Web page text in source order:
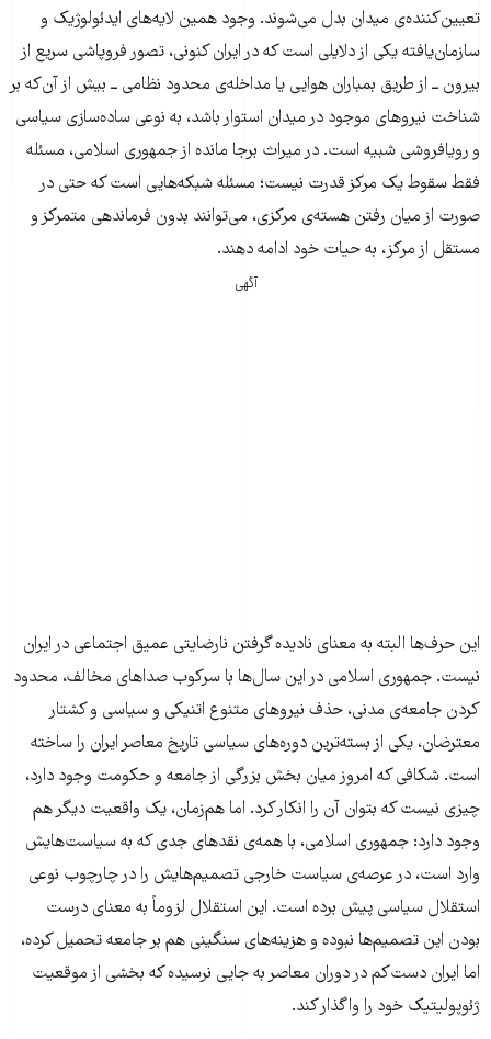
تعیین‌کننده‌ی میدان بدل می‌شوند. وجود همین لایه‌های ایدئولوژیک و
سازمان‌یافته یکی از دلایلی است که در ایران کنونی، تصور فروپاشی سریع از
بیرون ــ از طریق بمباران هوایی یا مداخله‌ی محدود نظامی ــ بیش از آن‌که بر
شناخت نیروهای موجود در میدان استوار باشد، به نوعی ساده‌سازی سیاسی
و رویافروشی شبیه است. در میراث برجا مانده از جمهوری اسلامی، مسئله
فقط سقوط یک مرکز قدرت نیست؛ مسئله شبکه‌هایی است که حتی در
صورت از میان رفتن هسته‌ی مرکزی، می‌توانند بدون فرماندهی متمرکز و
مستقل از مرکز، به حیات خود ادامه دهند.
آگهی
این حرف‌ها البته به معنای نادیده گرفتن نارضایتی عمیق اجتماعی در ایران
نیست. جمهوری اسلامی در این سال‌ها با سرکوب صداهای مخالف، محدود
کردن جامعه‌ی مدنی، حذف نیروهای متنوع اتنیکی و سیاسی و کشتار
معترضان، یکی از بسته‌ترین دوره‌های سیاسی تاریخ معاصر ایران را ساخته
است. شکافی که امروز میان بخش بزرگی از جامعه و حکومت وجود دارد،
چیزی نیست که بتوان آن را انکار کرد. اما هم‌زمان، یک واقعیت دیگر هم
وجود دارد: جمهوری اسلامی، با همه‌ی نقدهای جدی که به سیاست‌هایش
وارد است، در عرصه‌ی سیاست خارجی تصمیم‌هایش را در چارچوب نوعی
استقلال سیاسی پیش برده است. این استقلال لزوماً به معنای درست
بودن این تصمیم‌ها نبوده و هزینه‌های سنگینی هم بر جامعه تحمیل کرده،
اما ایران دست‌کم در دوران معاصر به جایی نرسیده که بخشی از موقعیت
ژئوپولیتیک خود را واگذار کند.